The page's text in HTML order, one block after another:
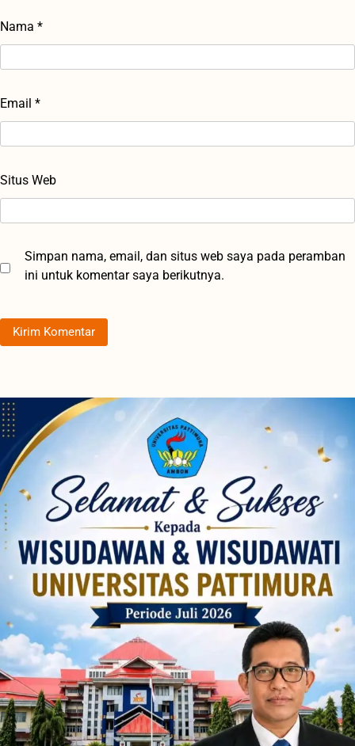
Nama *
Email *
Situs Web
Simpan nama, email, dan situs web saya pada peramban
ini untuk komentar saya berikutnya.